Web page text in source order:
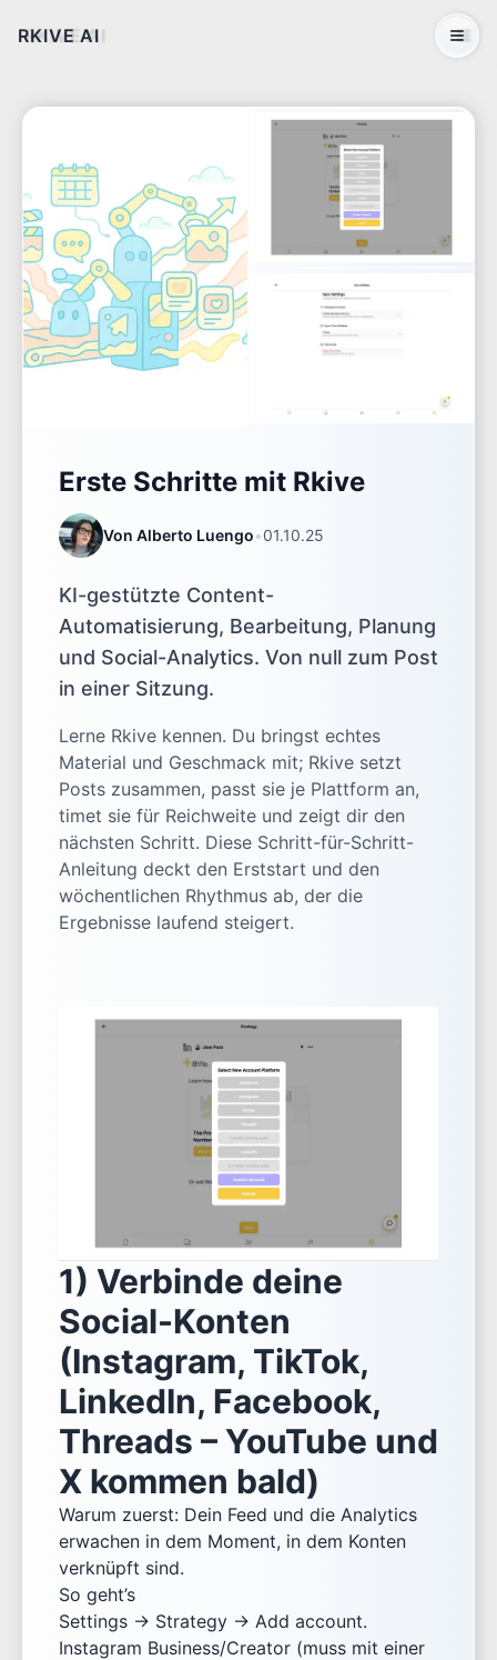
RKIVE AI
Erste Schritte mit Rkive
Von Alberto Luengo•01.10.25
KI-gestützte Content-
Automatisierung, Bearbeitung, Planung
und Social-Analytics. Von null zum Post
in einer Sitzung.
Lerne Rkive kennen. Du bringst echtes
Material und Geschmack mit; Rkive setzt
Posts zusammen, passt sie je Plattform an,
timet sie für Reichweite und zeigt dir den
nächsten Schritt. Diese Schritt-für-Schritt-
Anleitung deckt den Erststart und den
wöchentlichen Rhythmus ab, der die
Ergebnisse laufend steigert.
1) Verbinde deine
Social-Konten
(Instagram, TikTok,
LinkedIn, Facebook,
Threads – YouTube und
X kommen bald)
Warum zuerst: Dein Feed und die Analytics
erwachen in dem Moment, in dem Konten
verknüpft sind.
So geht’s
Settings → Strategy → Add account.
Instagram Business/Creator (muss mit einer